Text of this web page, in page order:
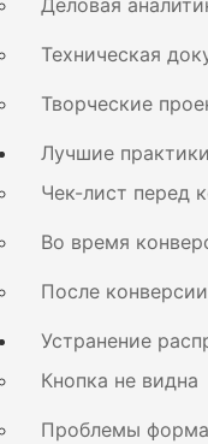
Деловая
Техническая
Творческие
Лучшие
Чек-лист перед
Во время
После конверсии
Устранение
Кнопка не видна
Проблемы